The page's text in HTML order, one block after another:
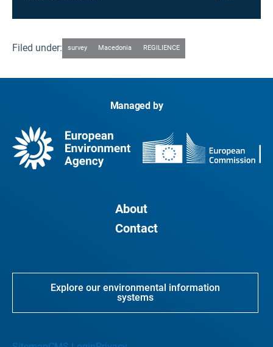
Filed under: survey Macedonia REGILIENCE
Managed by
About
Contact
Explore our environmental information
systems